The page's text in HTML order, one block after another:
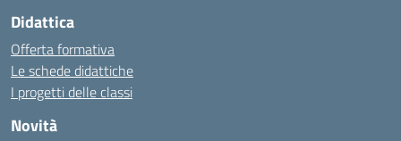
Didattica
Offerta formativa
Le schede didattiche
I progetti delle classi
Novità